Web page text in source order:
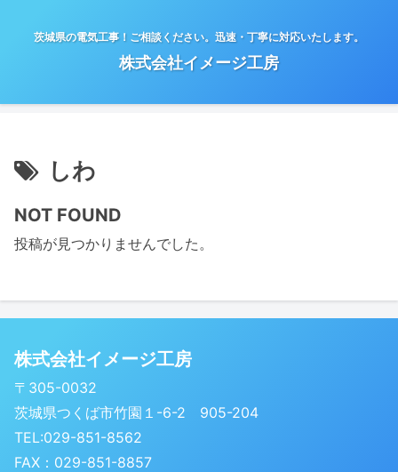
茨城県の電気工事！ご相談ください。迅速・丁寧に対応いたします。
株式会社イメージ工房
しわ
NOT FOUND
投稿が見つかりませんでした。
株式会社イメージ工房
〒305-0032
茨城県つくば市竹園１-6-2 905-204
TEL:029-851-8562
FAX：029-851-8857